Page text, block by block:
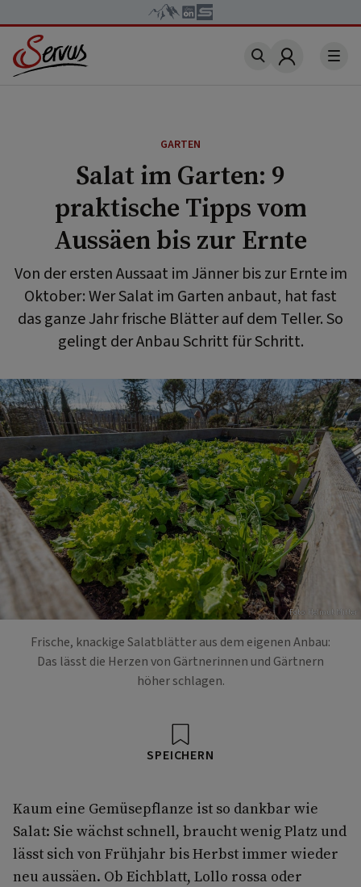
Account
GARTEN
Salat im Garten: 9
praktische Tipps vom
Aussäen bis zur Ernte
Von der ersten Aussaat im Jänner bis zur Ernte im
Oktober: Wer Salat im Garten anbaut, hat fast
das ganze Jahr frische Blätter auf dem Teller. So
gelingt der Anbau Schritt für Schritt.
Foto: Helmut Mitter
Frische, knackige Salatblätter aus dem eigenen Anbau:
Das lässt die Herzen von Gärtnerinnen und Gärtnern
höher schlagen.
SPEICHERN
Kaum eine Gemüsepflanze ist so dankbar wie
Salat: Sie wächst schnell, braucht wenig Platz und
lässt sich von Frühjahr bis Herbst immer wieder
neu aussäen. Ob Eichblatt, Lollo rossa oder